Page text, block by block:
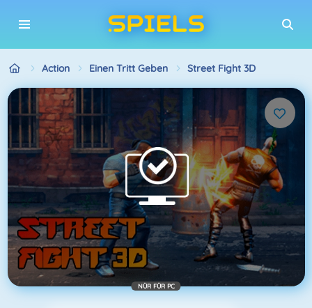
Action Einen Tritt Geben Street Fight 3D
NÜR FÜR PC